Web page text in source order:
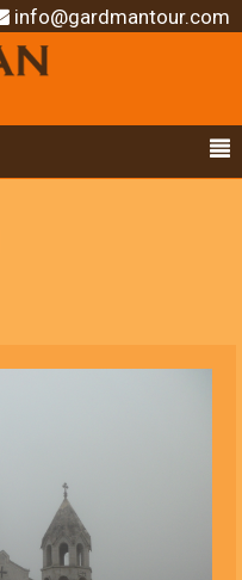
info@gardmantour.com